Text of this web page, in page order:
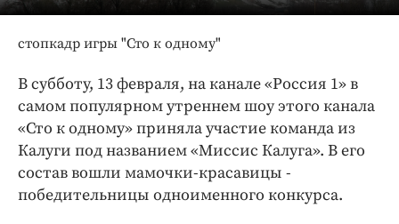
Спорт
Блоги
Издания
Медиаперсона
Интересное чтиво
Клиника года
стопкадр игры "Сто к одному"
В субботу, 13 февраля, на канале «Россия 1» в
самом популярном утреннем шоу этого канала
«Сто к одному» приняла участие команда из
Калуги под названием «Миссис Калуга». В его
состав вошли мамочки-красавицы -
победительницы одноименного конкурса.